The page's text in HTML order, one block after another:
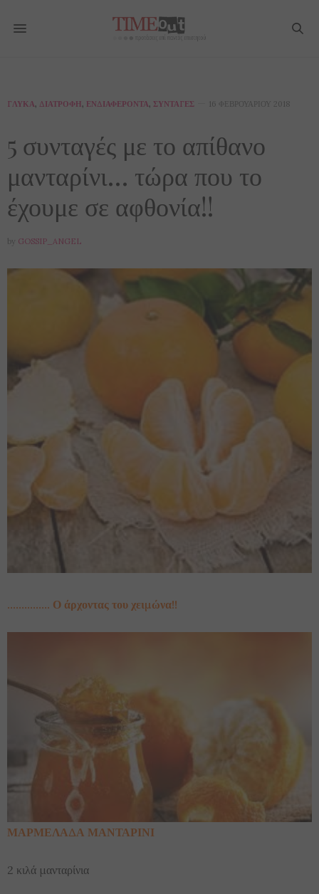
ΓΛΥΚΆ, ΔΙΑΤΡΟΦΉ, ΕΝΔΙΑΦΈΡΟΝΤΑ, ΣΥΝΤΑΓΈΣ 16 ΦΕΒΡΟΥΑΡΊΟΥ 2018
5 συνταγές με το απίθανο
μανταρίνι… τώρα που το
έχουμε σε αφθονία!!
by GOSSIP_ANGEL
…………… Ο άρχοντας του χειμώνα!!
ΜΑΡΜΕΛΑΔΑ ΜΑΝΤΑΡΙΝΙ
2 κιλά μανταρίνια